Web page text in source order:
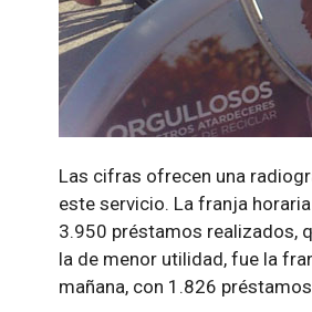
Las cifras ofrecen una
este servicio. La franja
3.950 préstamos realizados,
la de menor utilidad, fue la
mañana, con 1.826